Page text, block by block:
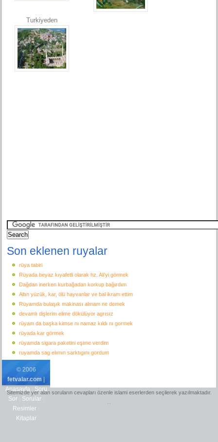
Turkiyeden
Son eklenen ruyalar
rüya tabiri
Rüyada beyaz kıyafetli olarak hz. Ali'yi görmek
Dağdan inerken kurbağadan korkup bağırdım
Altın yüzük, kar, ölü hayvanlar ve bal ikram ettim
Rüyamda bulaşık makinası almam ne demek
devamlı dişlerim elime dökülüyor agrısız
rüyam da başka kimse nı namaz kıldı nı gormek
rüyada kar görmek
rüyamda sigara paketini eşime verdim
ruyamda sag elımın sarktıgını gordum
© 2006
fetvalar.com
Anasayfa
Soru
Sor| Sorular|
Resimler
Kitaplar
Sitemizde yer alan soruların cevapları özenle islami eserlerden seçilerek yazılmaktadır.
..